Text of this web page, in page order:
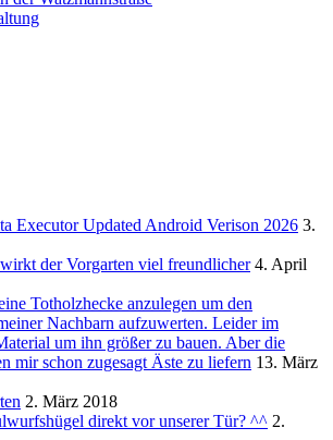
Executor Updated Android Verison 2026 3.
der Vorgarten viel freundlicher 4. April
Totholzhecke anzulegen um den
Nachbarn aufzuwerten. Leider im
um ihn größer zu bauen. Aber die
mir schon zugesagt Äste zu liefern 13. März
2. März 2018
direkt vor unserer Tür? ^^ 2.